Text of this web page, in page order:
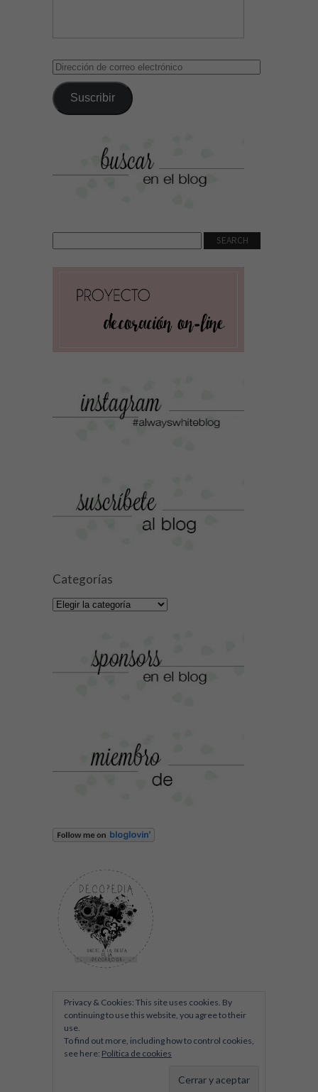
Dirección
correo
electrónico
Suscribir
Categorías
Categorías
Privacy & Cookies: This site uses cookies. By
continuing to use this website, you agree to their
use.
To find out more, including how to control cookies,
see here: Política de cookies